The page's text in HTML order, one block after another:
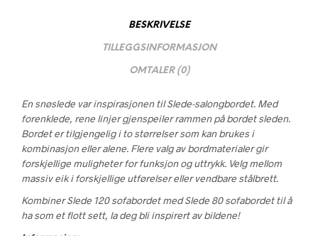
BESKRIVELSE
TILLEGGSINFORMASJON
OMTALER (0)
En snøslede var inspirasjonen til Slede-salongbordet. Med
forenklede, rene linjer gjenspeiler rammen på bordet sleden.
Bordet er tilgjengelig i to størrelser som kan brukes i
kombinasjon eller alene. Flere valg av bordmaterialer gir
forskjellige muligheter for funksjon og uttrykk. Velg mellom
massiv eik i forskjellige utførelser eller vendbare stålbrett.
Kombiner Slede 120 sofabordet med Slede 80 sofabordet til å
ha som et flott sett, la deg bli inspirert av bildene!